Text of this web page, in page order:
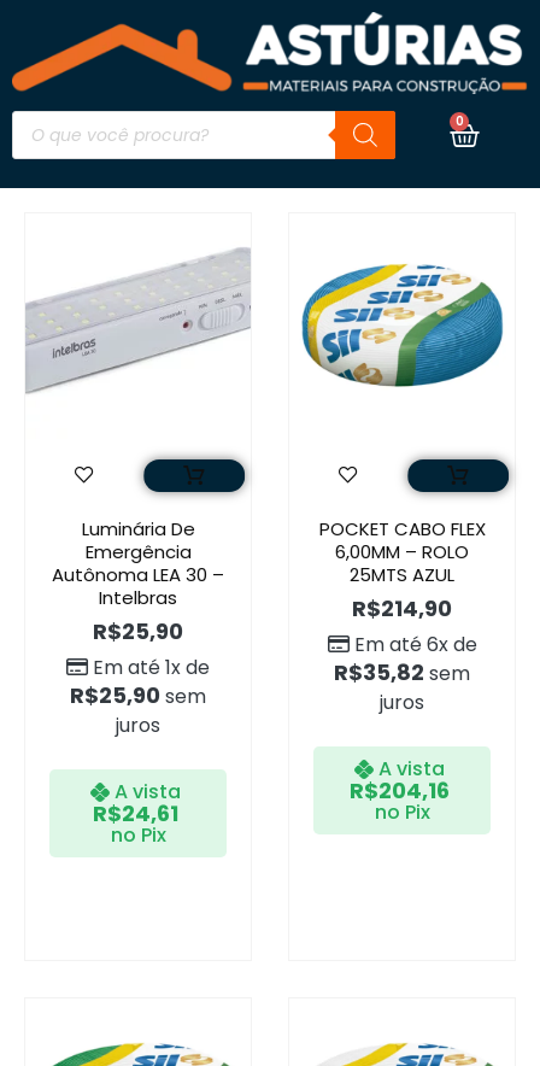
0
Luminária De
Emergência
Autônoma LEA 30 –
Intelbras
R$25,90
Em até 1x de
R$25,90 sem
juros
A vista
R$24,61
no Pix
POCKET CABO FLEX
6,00MM – ROLO
25MTS AZUL
R$214,90
Em até 6x de
R$35,82 sem
juros
A vista
R$204,16
no Pix